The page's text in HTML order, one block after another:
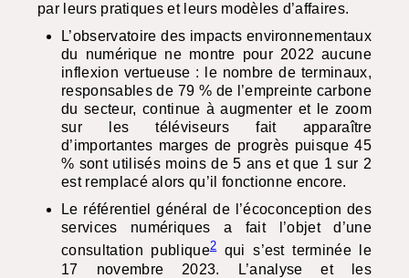
par leurs pratiques et leurs modèles d’affaires.
L’observatoire des impacts environnementaux
du numérique ne montre pour 2022 aucune
inflexion vertueuse : le nombre de terminaux,
responsables de 79 % de l’empreinte carbone
du secteur, continue à augmenter et le zoom
sur les téléviseurs fait apparaître
d’importantes marges de progrès puisque 45
% sont utilisés moins de 5 ans et que 1 sur 2
est remplacé alors qu’il fonctionne encore.
Le référentiel général de l’écoconception des
services numériques a fait l’objet d’une
consultation publique2qui s’est terminée le
17 novembre 2023. L’analyse et les